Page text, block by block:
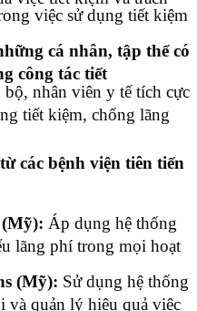
việc sử dụng tiết kiệm
cá nhân, tập thể có
công tác tiết
nhân viên y tế tích cực
tiết kiệm, chống lãng
các bệnh viện tiên tiến
Áp dụng hệ thống
lãng phí trong mọi hoạt
(Mỹ): Sử dụng hệ thống
và quản lý hiệu quả việc